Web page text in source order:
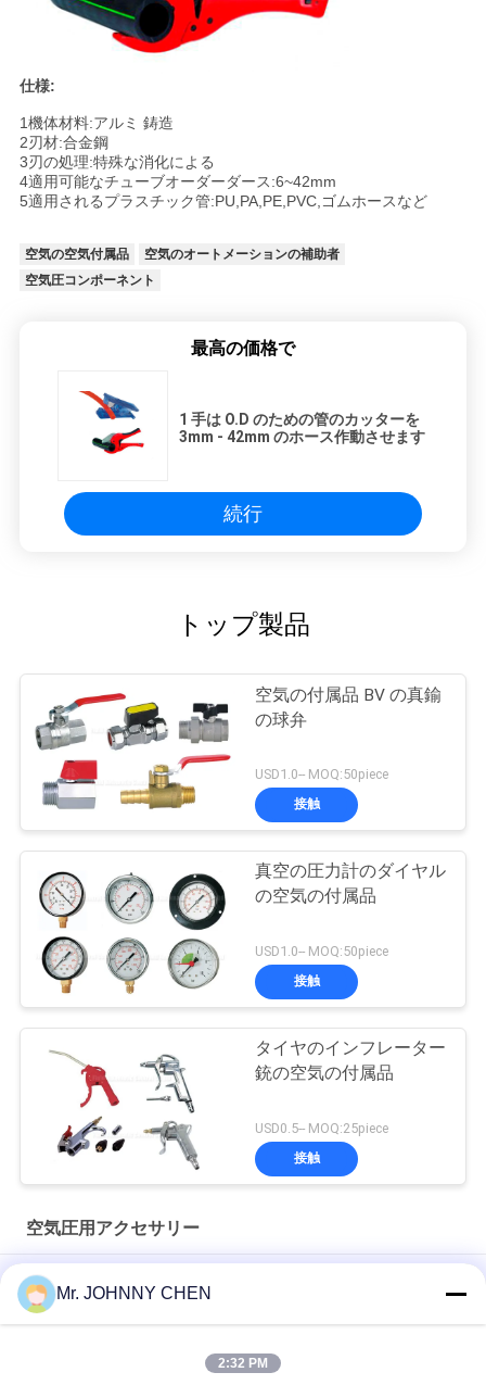
仕様:
1機体材料:アルミ 鋳造
2刃材:合金鋼
3刃の処理:特殊な消化による
4適用可能なチューブオーダーダース:6~42mm
5適用されるプラスチック管:PU,PA,PE,PVC,ゴムホースなど
空気の空気付属品
空気のオートメーションの補助者
空気圧コンポーネント
最高の価格で
1 手は O.D のための管のカッターを
3mm - 42mm のホース作動させます
続行
トップ製品
空気の付属品 BV の真鍮
の球弁
USD1.0-- MOQ:50piece
接触
真空の圧力計のダイヤル
の空気の付属品
USD1.0-- MOQ:50piece
接触
タイヤのインフレーター
銃の空気の付属品
USD0.5-- MOQ:25piece
接触
空気圧用アクセサリー
-76cmHG - 1500Psi 圧縮気圧計 40mm-150mm ダイヤルサイズ
スプリングオープンタイプ1.35Mpa RSVブラス安全バルブ 1/8"
Mr. JOHNNY CHEN
2:32 PM